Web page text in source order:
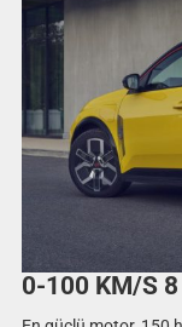
0-100 KM/S 8